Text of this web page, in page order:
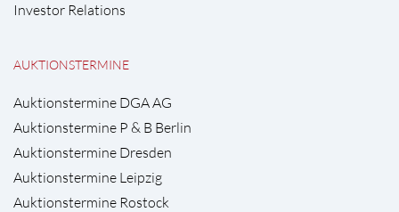
Investor Relations
AUKTIONSTERMINE
Auktionstermine DGA AG
Auktionstermine P & B Berlin
Auktionstermine Dresden
Auktionstermine Leipzig
Auktionstermine Rostock